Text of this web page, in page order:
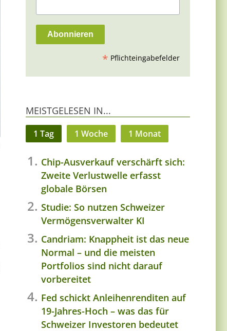
* Pflichteingabefelder
MEISTGELESEN IN...
1 Tag 1 Woche 1 Monat
Chip-Ausverkauf verschärft sich:
Zweite Verlustwelle erfasst
globale Börsen
Studie: So nutzen Schweizer
Vermögensverwalter KI
Candriam: Knappheit ist das neue
Normal – und die meisten
Portfolios sind nicht darauf
vorbereitet
Fed schickt Anleihenrenditen auf
19-Jahres-Hoch – was das für
Schweizer Investoren bedeutet